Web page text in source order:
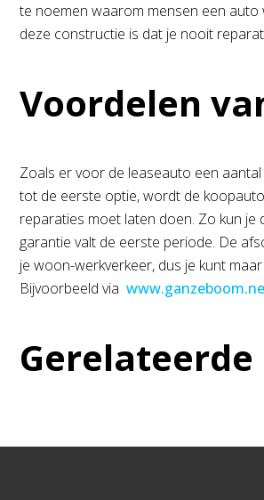
te noemen waarom mensen een auto
deze constructie is dat je nooit
Voordelen
Zoals er voor de leaseauto een
tot de eerste optie, wordt de
reparaties moet laten doen. Zo kun je
garantie valt de eerste periode. De
je woon-werkverkeer, dus je kunt
Bijvoorbeeld via